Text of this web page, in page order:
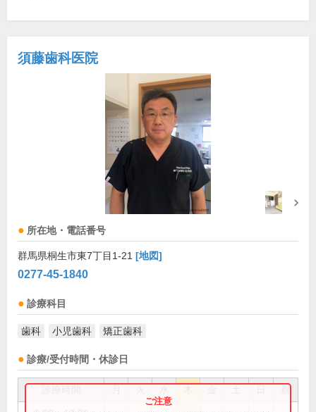
須藤歯科医院
所在地・電話番号
群馬県桐生市東7丁目1-21 [地図]
0277-45-1840
診療科目
歯科 小児歯科 矯正歯科
診療/受付時間・休診日
祝